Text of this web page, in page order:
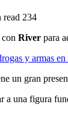
read 234
con River para
y armas
un gran
una figura